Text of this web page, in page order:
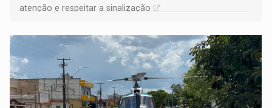
atenção e respeitar a sinalização